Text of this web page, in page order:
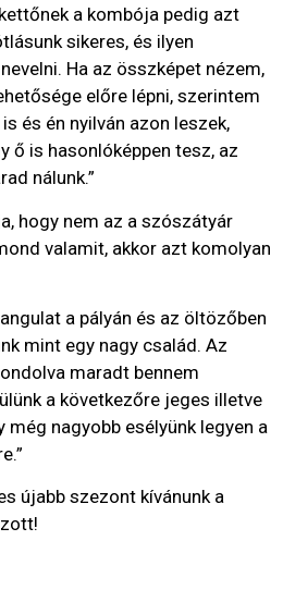
a kombója pedig azt
sikeres, és ilyen
Ha az összképet nézem,
előre lépni, szerintem
és én nyilván azon leszek,
ő is hasonlóképpen tesz, az
nálunk.”
hogy nem az a szószátyár
valamit, akkor azt komolyan
a pályán és az öltözőben
mint egy nagy család. Az
maradt bennem
a következőre jeges illetve
még nagyobb esélyünk legyen a
újabb szezont kívánunk a